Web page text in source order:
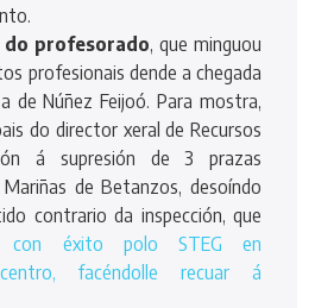
profesorado, que minguou
profesionais dende a chegada
de Núñez Feijoó. Para mostra,
do director xeral de Recursos
á supresión de 3 prazas
de Betanzos, desoíndo
contrario da inspección, que
con éxito polo STEG en
facéndolle recuar á